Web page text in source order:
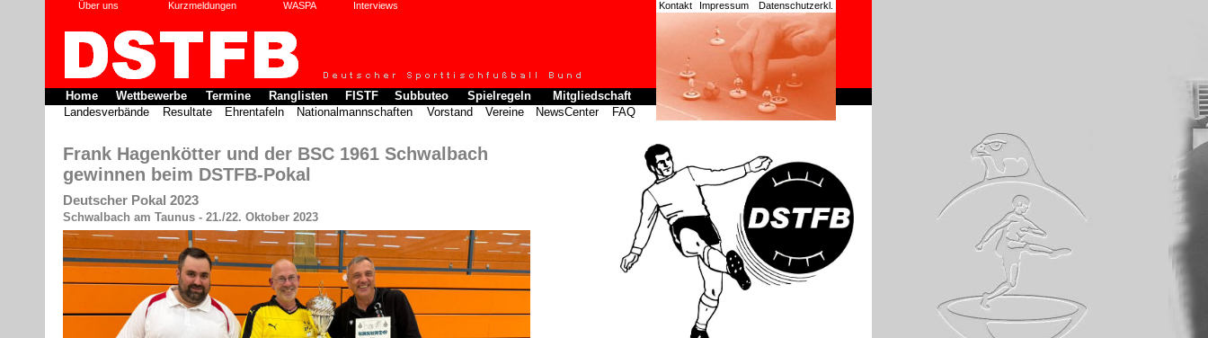
Über uns Kurzmeldungen WASPA Interviews Kontakt Impressum Datenschutzerkl.
Home Wettbewerbe Termine Ranglisten FISTF Subbuteo Spielregeln
Mitgliedschaft
Landesverbände
Resultate Ehrentafeln Nationalmannschaften Vorstand Vereine NewsCenter FAQ
Frank Hagenkötter und der BSC 1961 Schwalbach
gewinnen beim DSTFB-Pokal
Deutscher Pokal 2023
Schwalbach am Taunus - 21./22. Oktober 2023